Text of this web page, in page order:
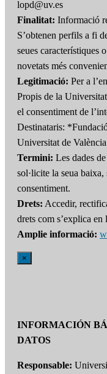
lopd@uv.es
Finalitat: Informació
S’obtenen perfils a fi
seues característiques
novetats més
Legitimació: Per a
Propis de la
el consentiment de
Destinataris:
Universitat de
Termini: Les dades
sol·licite la seua baixa,
consentiment.
Drets: Accedir,
drets com s’explica
Amplie informació:
×
INFORMACIÓN
DATOS
Responsable: